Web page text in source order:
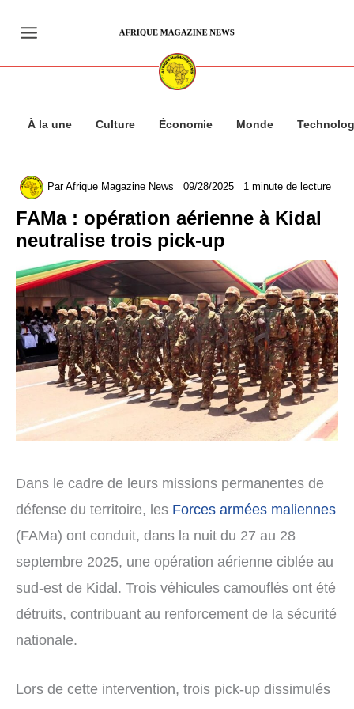
contenu
À la une Culture Économie Monde
ParAfrique Magazine News 09/28/2025 1 minute de lecture
FAMa : opération aérienne à Kidal
neutralise trois pick-up
Dans le cadre de leurs missions permanentes de
défense du territoire, les Forces armées maliennes
(FAMa) ont conduit, dans la nuit du 27 au 28
septembre 2025, une opération aérienne ciblée au
sud-est de Kidal. Trois véhicules camouflés ont été
détruits, contribuant au renforcement de la sécurité
nationale.
Lors de cette intervention, trois pick-up dissimulés